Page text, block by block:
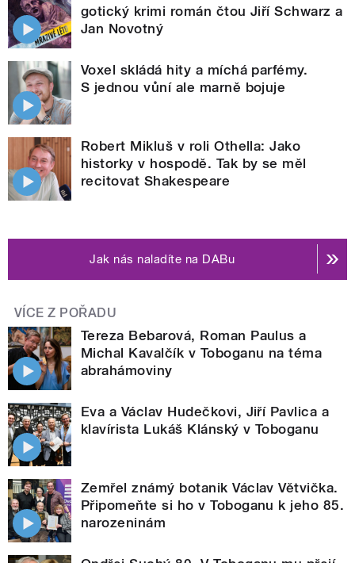
gotický krimi román čtou Jiří Schwarz a
Jan Novotný
Voxel skládá hity a míchá parfémy.
S jednou vůní ale marně bojuje
Robert Mikluš v roli Othella: Jako
historky v hospodě. Tak by se měl
recitovat Shakespeare
Jak nás naladíte na DABu
VÍCE Z POŘADU
Tereza Bebarová, Roman Paulus a
Michal Kavalčík v Toboganu na téma
abrahámoviny
Eva a Václav Hudečkovi, Jiří Pavlica a
klavírista Lukáš Klánský v Toboganu
Zemřel známý botanik Václav Větvička.
Připomeňte si ho v Toboganu k jeho 85.
narozeninám